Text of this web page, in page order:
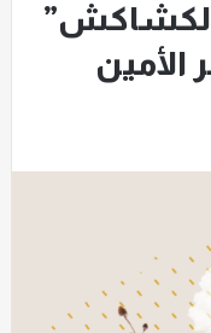
الكشاكش”
الأمين